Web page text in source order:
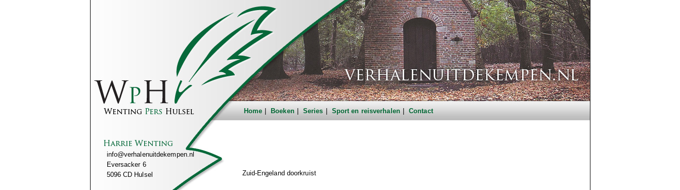
Home Boeken Series Sport en reisverhalen Contact
info@verhalenuitdekempen.nl
Eversacker 6
5096 CD Hulsel
Zuid-Engeland doorkruist